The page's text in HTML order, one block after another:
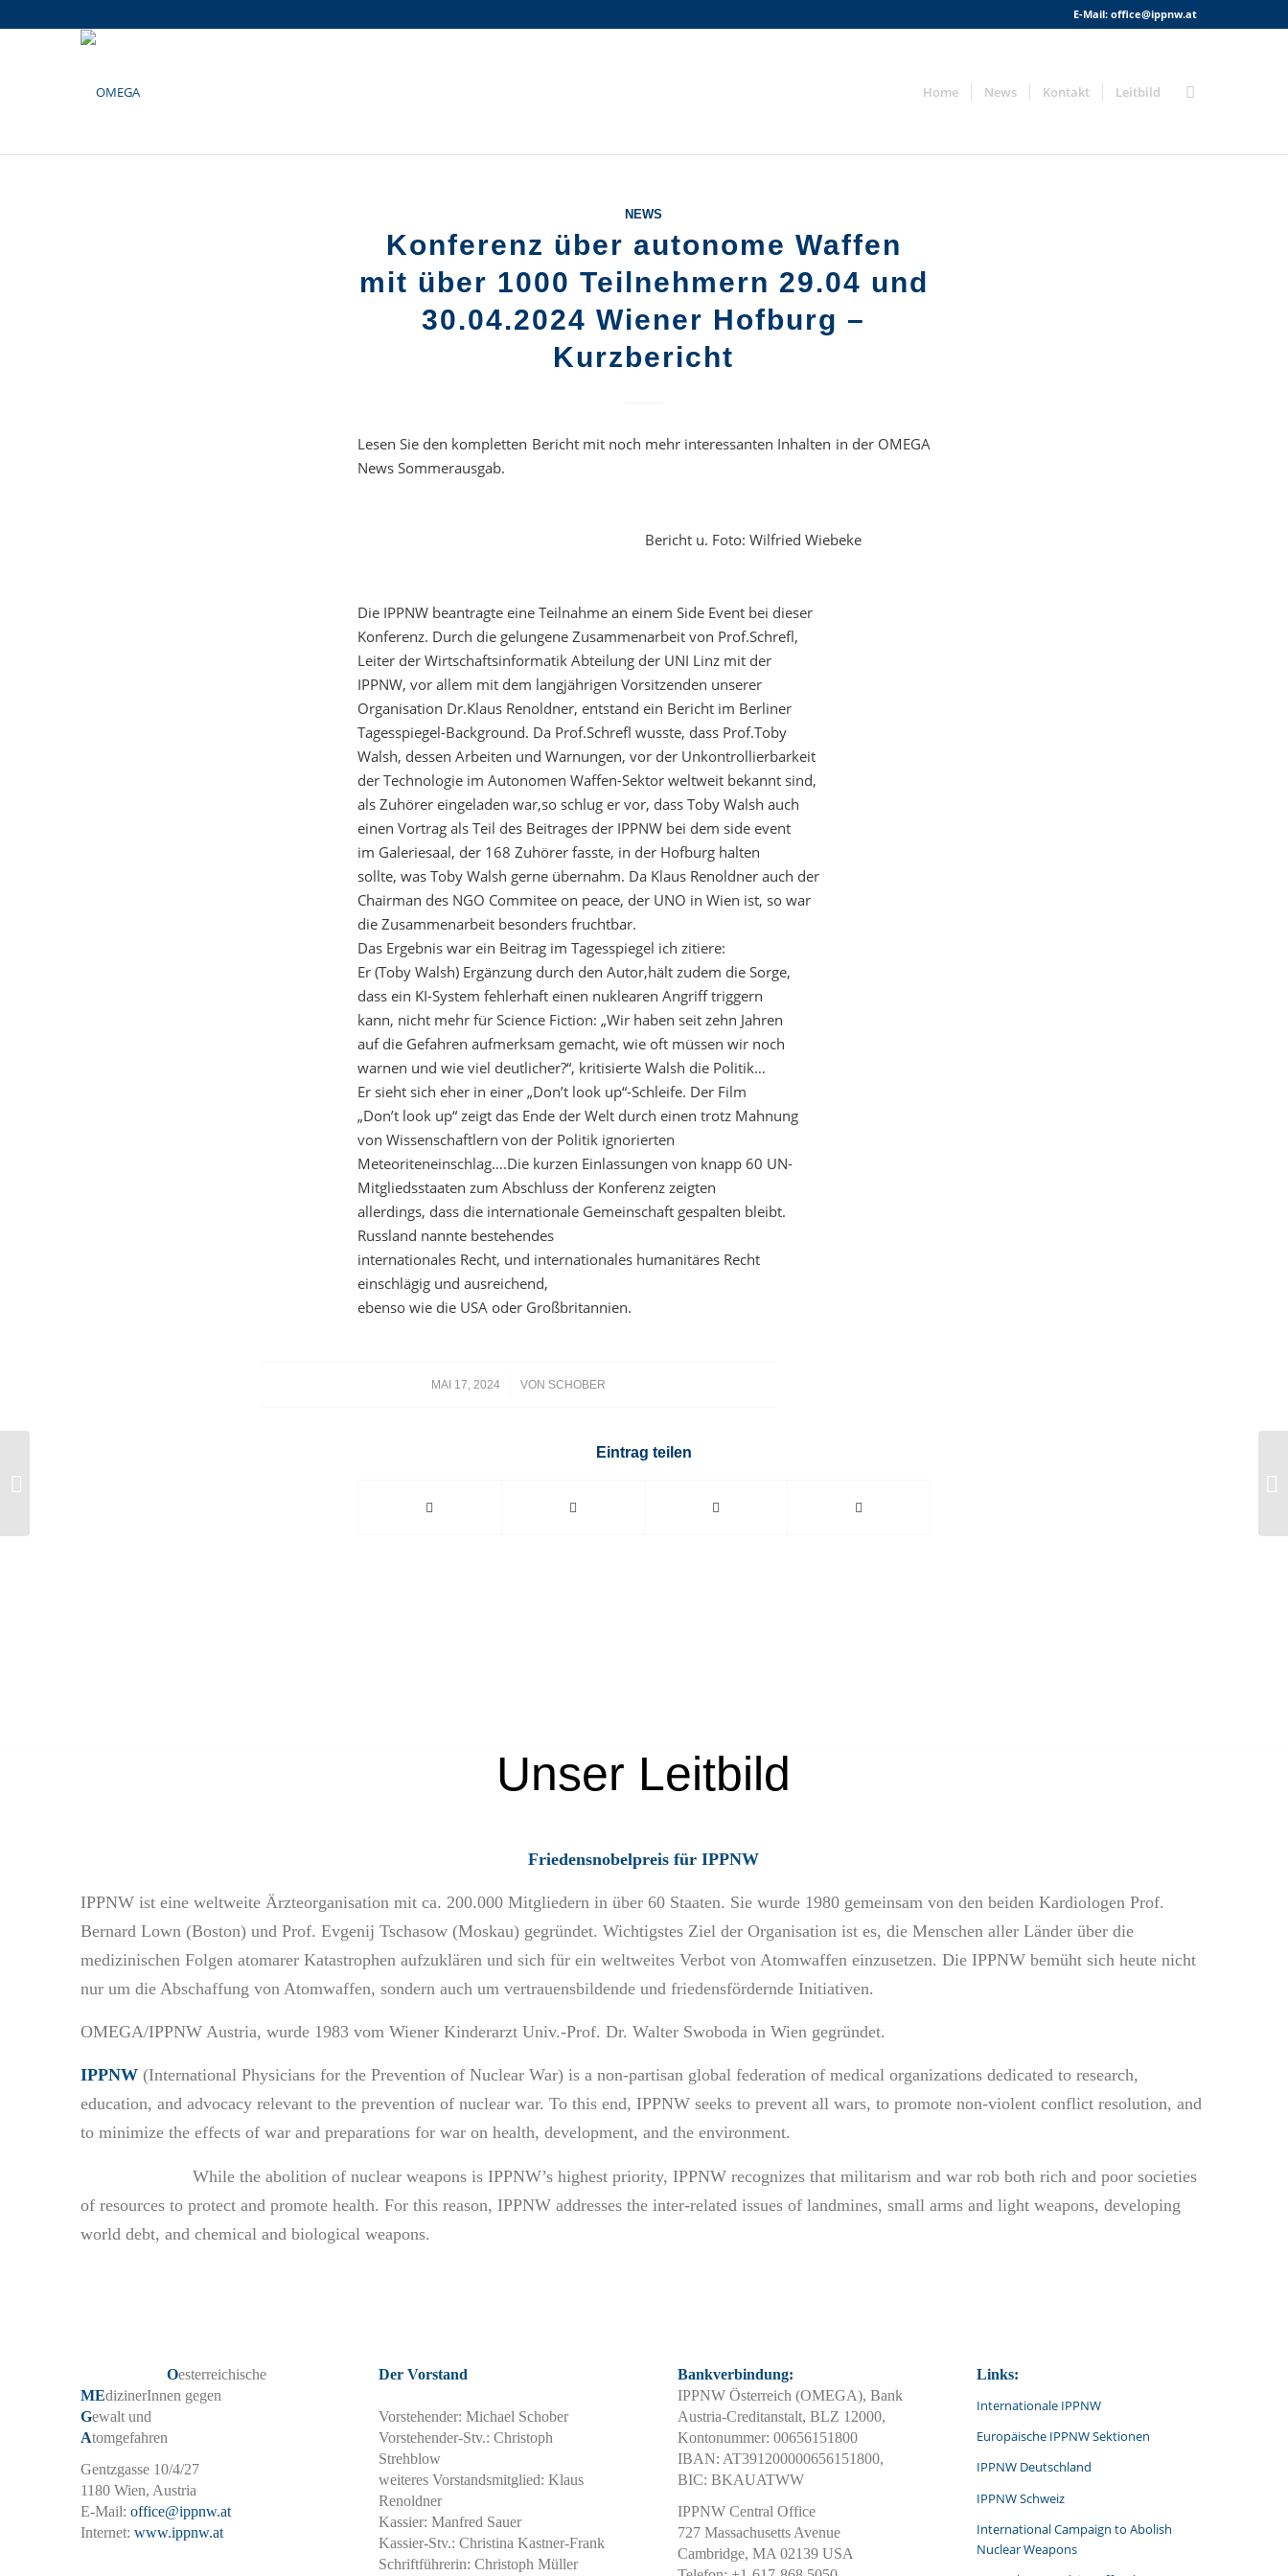
E-Mail:office@ippnw.at
Home News Kontakt Leitbild
NEWS
Konferenz über autonome Waffen
mit über 1000 Teilnehmern 29.04 und
30.04.2024 Wiener Hofburg –
Kurzbericht
Lesen Sie den kompletten Bericht mit noch mehr interessanten Inhalten in der OMEGA
News Sommerausgab.
Bericht u. Foto: Wilfried Wiebeke
Die IPPNW beantragte eine Teilnahme an einem Side Event bei dieser
Konferenz. Durch die gelungene Zusammenarbeit von Prof.Schrefl,
Leiter der Wirtschaftsinformatik Abteilung der UNI Linz mit der
IPPNW, vor allem mit dem langjährigen Vorsitzenden unserer
Organisation Dr.Klaus Renoldner, entstand ein Bericht im Berliner
Tagesspiegel-Background. Da Prof.Schrefl wusste, dass Prof.Toby
Walsh, dessen Arbeiten und Warnungen, vor der Unkontrollierbarkeit
der Technologie im Autonomen Waffen-Sektor weltweit bekannt sind,
als Zuhörer eingeladen war,so schlug er vor, dass Toby Walsh auch
einen Vortrag als Teil des Beitrages der IPPNW bei dem side event
im Galeriesaal, der 168 Zuhörer fasste, in der Hofburg halten
sollte, was Toby Walsh gerne übernahm. Da Klaus Renoldner auch der
Chairman des NGO Commitee on peace, der UNO in Wien ist, so war
die Zusammenarbeit besonders fruchtbar.
Das Ergebnis war ein Beitrag im Tagesspiegel ich zitiere:
Er (Toby Walsh) Ergänzung durch den Autor,hält zudem die Sorge,
dass ein KI-System fehlerhaft einen nuklearen Angriff triggern
kann, nicht mehr für Science Fiction: „Wir haben seit zehn Jahren
auf die Gefahren aufmerksam gemacht, wie oft müssen wir noch
warnen und wie viel deutlicher?“, kritisierte Walsh die Politik…
Er sieht sich eher in einer „Don’t look up“-Schleife. Der Film
„Don’t look up“ zeigt das Ende der Welt durch einen trotz Mahnung
von Wissenschaftlern von der Politik ignorierten
Meteoriteneinschlag….Die kurzen Einlassungen von knapp 60 UN-
Mitgliedsstaaten zum Abschluss der Konferenz zeigten
allerdings, dass die internationale Gemeinschaft gespalten bleibt.
Russland nannte bestehendes
internationales Recht, und internationales humanitäres Recht
einschlägig und ausreichend,
ebenso wie die USA oder Großbritannien.
MAI 17, 2024
/ VON SCHOBER
Eintrag teilen
Unser Leitbild
Friedensnobelpreis für IPPNW
IPPNW ist eine weltweite Ärzteorganisation mit ca. 200.000 Mitgliedern in über 60 Staaten. Sie wurde 1980 gemeinsam von den beiden Kardiologen Prof.
Bernard Lown (Boston) und Prof. Evgenij Tschasow (Moskau) gegründet. Wichtigstes Ziel der Organisation ist es, die Menschen aller Länder über die
medizinischen Folgen atomarer Katastrophen aufzuklären und sich für ein weltweites Verbot von Atomwaffen einzusetzen. Die IPPNW bemüht sich heute nicht
nur um die Abschaffung von Atomwaffen, sondern auch um vertrauensbildende und friedensfördernde Initiativen.
OMEGA/IPPNW Austria, wurde 1983 vom Wiener Kinderarzt Univ.-Prof. Dr. Walter Swoboda in Wien gegründet.
IPPNW(International Physicians for the Prevention of Nuclear War) is a non-partisan global federation of medical organizations dedicated to research,
education, and advocacy relevant to the prevention of nuclear war. To this end, IPPNW seeks to prevent all wars, to promote non-violent conflict resolution, and
to minimize the effects of war and preparations for war on health, development, and the environment.
While the abolition of nuclear weapons is IPPNW’s highest priority, IPPNW recognizes that militarism and war rob both rich and poor societies
of resources to protect and promote health. For this reason, IPPNW addresses the inter-related issues of landmines, small arms and light weapons, developing
world debt, and chemical and biological weapons.
Oesterreichische
MEdizinerInnen gegen
Gewalt und
Atomgefahren
Gentzgasse 10/4/27
1180 Wien, Austria
E-Mail: office@ippnw.at
Internet: www.ippnw.at
Der Vorstand
Vorstehender: Michael Schober
Vorstehender-Stv.: Christoph
Strehblow
weiteres Vorstandsmitglied: Klaus
Renoldner
Kassier: Manfred Sauer
Kassier-Stv.: Christina Kastner-Frank
Schriftführerin: Christoph Müller
Bankverbindung:
IPPNW Österreich (OMEGA), Bank
Austria-Creditanstalt, BLZ 12000,
Kontonummer: 00656151800
IBAN: AT391200000656151800,
BIC: BKAUATWW
IPPNW Central Office
727 Massachusetts Avenue
Cambridge, MA 02139 USA
Links:
Internationale IPPNW
Europäische IPPNW Sektionen
IPPNW Deutschland
IPPNW Schweiz
International Campaign to Abolish
Nuclear Weapons